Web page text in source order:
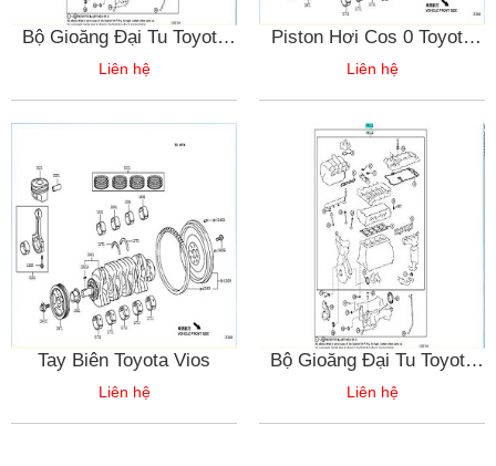
Bộ Gioăng Đại Tu Toyota
Vios
Liên hệ
Piston Hơi Cos 0 Toyota
Vios
Liên hệ
Tay Biên Toyota Vios
Liên hệ
Bộ Gioăng Đại Tu Toyota
Vios
Liên hệ